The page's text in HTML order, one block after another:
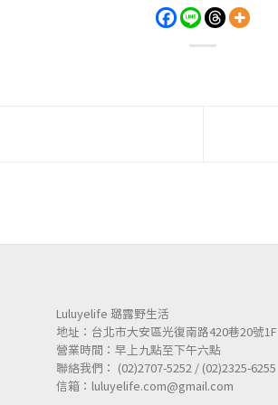
Luluyelife 璐露野生活
地址：台北市大安區光復南路420巷20號1F
營業時間：早上九點至下午六點
聯絡我們： (02)2707-5252 / (02)2325-6255
信箱：luluyelife.com@gmail.com